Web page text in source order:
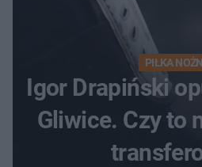
PIŁKA
Igor Drapiński
Gliwice. Czy to